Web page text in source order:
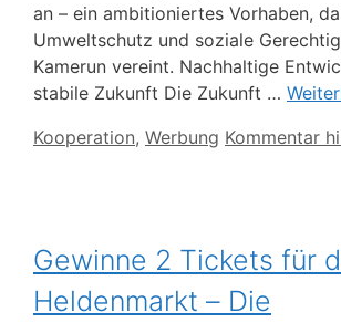
an – ein ambitioniertes Vorhaben,
Umweltschutz und soziale
Kamerun vereint. Nachhaltige
stabile Zukunft Die Zukunft …
Kategorien
Kooperation, Werbung Kommentar
Gewinne 2 Tickets für
Heldenmarkt – Die